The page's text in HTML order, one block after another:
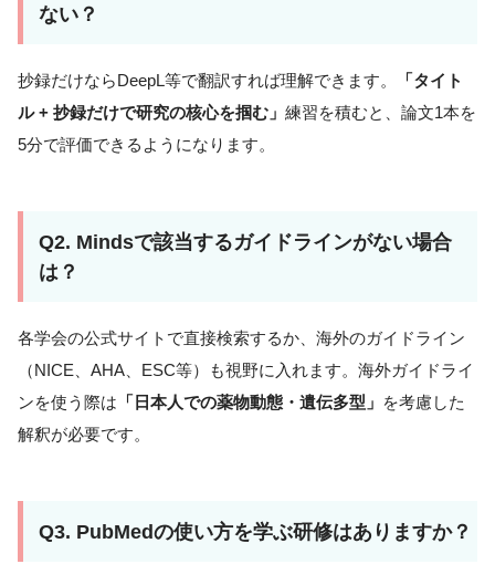
ない？
抄録だけならDeepL等で翻訳すれば理解できます。
「タイト
ル + 抄録だけで研究の核心を掴む」 練習を積むと、論文1本を
5分で評価できるようになります。
Q2. Mindsで該当するガイドラインがない場合
は？
各学会の公式サイトで直接検索するか、海外のガイドライン
（NICE、AHA、ESC等）も視野に入れます。海外ガイドライ
ンを使う際は 「日本人での薬物動態・遺伝多型」 を考慮した
解釈が必要です。
Q3. PubMedの使い方を学ぶ研修はありますか？